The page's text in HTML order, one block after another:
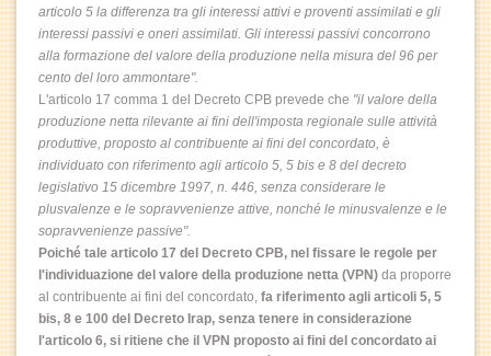
articolo 5 la differenza tra gli interessi attivi e proventi assimilati e gli
interessi passivi e oneri assimilati. Gli interessi passivi concorrono
alla formazione del valore della produzione nella misura del 96 per
cento del loro ammontare".
L'articolo 17 comma 1 del Decreto CPB prevede che "il valore della
produzione netta rilevante ai fini dell'imposta regionale sulle attività
produttive, proposto al contribuente ai fini del concordato, è
individuato con riferimento agli articolo 5, 5 bis e 8 del decreto
legislativo 15 dicembre 1997, n. 446, senza considerare le
plusvalenze e le sopravvenienze attive, nonché le minusvalenze e le
sopravvenienze passive".
Poiché tale articolo 17 del Decreto CPB, nel fissare le regole per
l'individuazione del valore della produzione netta (VPN) da proporre
al contribuente ai fini del concordato, fa riferimento agli articoli 5, 5
bis, 8 e 100 del Decreto Irap, senza tenere in considerazione
l'articolo 6, si ritiene che il VPN proposto ai fini del concordato ai